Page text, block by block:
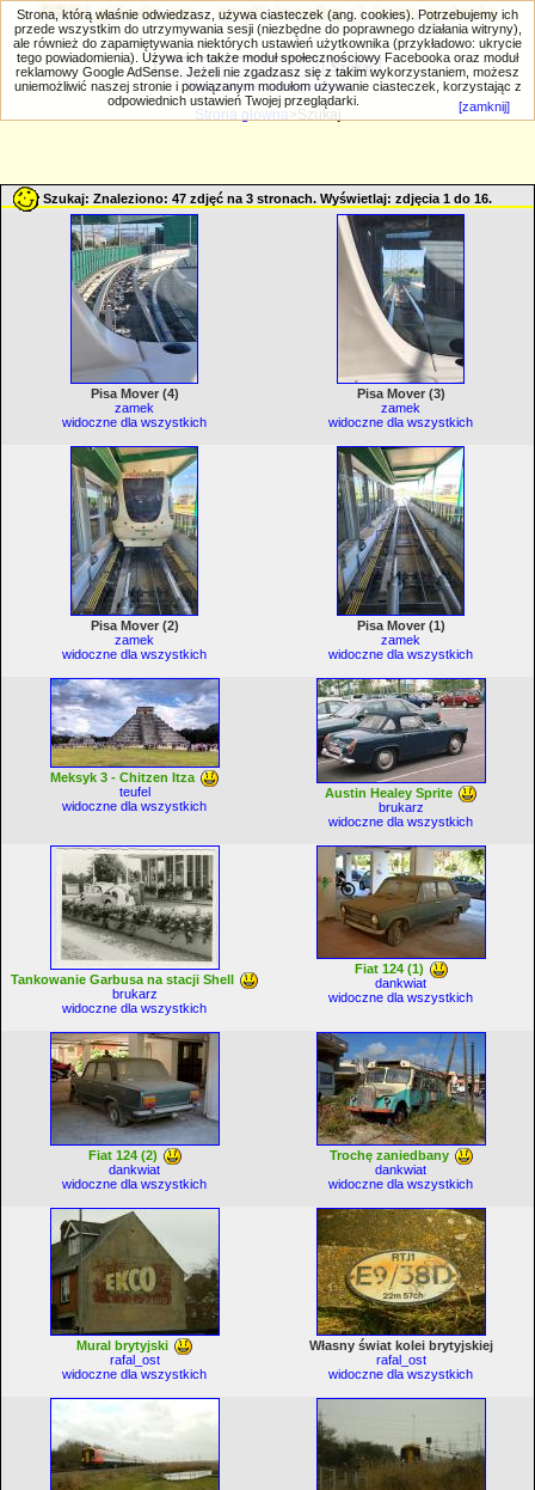
PRIV.gtlodz.eu - czyli trochę ;) inna galeria
Wyszukiwanie zaawansowane
Strona główna >Szukaj
Szukaj: Znaleziono: 47 zdjęć na 3 stronach. Wyświetlaj: zdjęcia 1 do 16.
Pisa Mover (4)
zamek
widoczne dla wszystkich
Pisa Mover (3)
zamek
widoczne dla wszystkich
Pisa Mover (2)
zamek
widoczne dla wszystkich
Pisa Mover (1)
zamek
widoczne dla wszystkich
Meksyk 3 - Chitzen Itza
teufel
widoczne dla wszystkich
Austin Healey Sprite
brukarz
widoczne dla wszystkich
Tankowanie Garbusa na stacji Shell
brukarz
widoczne dla wszystkich
Fiat 124 (1)
dankwiat
widoczne dla wszystkich
Fiat 124 (2)
dankwiat
widoczne dla wszystkich
Trochę zaniedbany
dankwiat
widoczne dla wszystkich
Mural brytyjski
rafal_ost
widoczne dla wszystkich
Własny świat kolei brytyjskiej
rafal_ost
widoczne dla wszystkich
Strona, którą właśnie odwiedzasz, używa ciasteczek (ang. cookies). Potrzebujemy ich
przede wszystkim do utrzymywania sesji (niezbędne do poprawnego działania witryny),
ale również do zapamiętywania niektórych ustawień użytkownika (przykładowo: ukrycie
tego powiadomienia). Używa ich także moduł społecznościowy Facebooka oraz moduł
reklamowy Google AdSense. Jeżeli nie zgadzasz się z takim wykorzystaniem, możesz
uniemożliwić naszej stronie i powiązanym modułom używanie ciasteczek, korzystając z
odpowiednich ustawień Twojej przeglądarki.
[zamknij]